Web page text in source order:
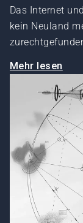
Das Internet
kein Neuland
Mehr lesen